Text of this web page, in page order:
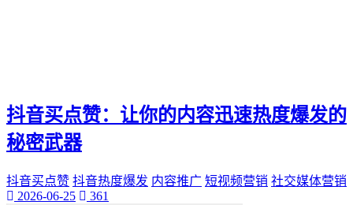
抖音买点赞：让你的内容迅速热度爆发的
秘密武器
抖音买点赞 抖音热度爆发 内容推广 短视频营销 社交媒体营销
2026-06-25
361